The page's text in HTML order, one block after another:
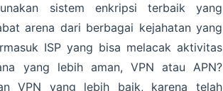
sistem enkripsi terbaik yang
arena dari berbagai kejahatan yang
ISP yang bisa melacak aktivitas
yang lebih aman, VPN atau APN?
VPN yang lebih baik, karena telah